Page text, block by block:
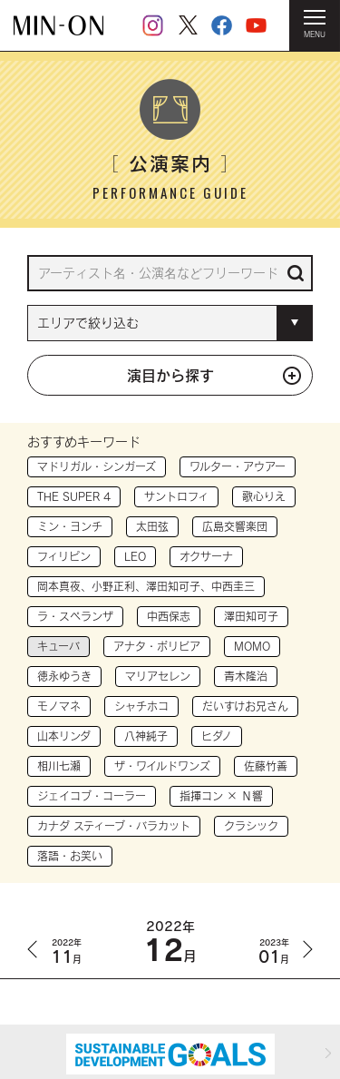
MENU
HOME ＞ 公演案内
［公演案内］
PERFORMANCE GUIDE
演目から探す
おすすめキーワード
マドリガル・シンガーズ ワルター・アウアー
THE SUPER 4 サントロフィ 歌心りえ
ミン・ヨンチ 太田弦 広島交響楽団
フィリピン LEO オクサーナ
岡本真夜、小野正利、澤田知可子、中西圭三
ラ・スペランザ 中西保志 澤田知可子
キューバ アナタ・ボリビア MOMO
徳永ゆうき マリアセレン 青木隆治
モノマネ シャチホコ だいすけお兄さん
山本リンダ 八神純子 ヒダノ
相川七瀬 ザ・ワイルドワンズ 佐藤竹善
ジェイコブ・コーラー 指揮コン × Ｎ響
カナダ スティーブ・バラカット クラシック
落語・お笑い
2022年
11 月
2022年
12月
2023年
01 月